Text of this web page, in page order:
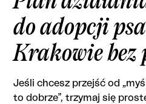
do adopcji
Krakowie bez
Jeśli chcesz przejść od
to dobrze”, trzymaj się